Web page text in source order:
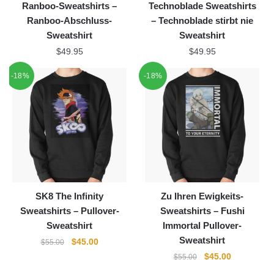
Ranboo-Sweatshirts –
Ranboo-Abschluss-
Sweatshirt
$49.95
Technoblade Sweatshirts
– Technoblade stirbt nie
Sweatshirt
$49.95
-18%
SK8 The Infinity
Sweatshirts – Pullover-
Sweatshirt
$55.00
Ursprünglicher
$45.00Aktueller
-18%
Zu Ihren Ewigkeits-
Sweatshirts – Fushi
Immortal Pullover-
Sweatshirt
$55.00 Ursprünglicher
$45.00Aktueller